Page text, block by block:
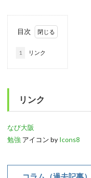
目次
1 リンク
リンク
なび大阪
勉強 アイコン by Icons8
コラム（過去記事）